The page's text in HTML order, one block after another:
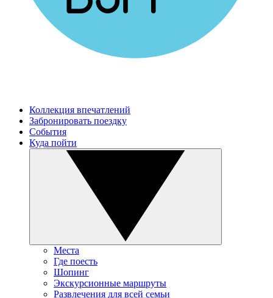
Коллекция впечатлений
Забронировать поездку
События
Куда пойти
Места
Где поесть
Шопинг
Экскурсионные маршруты
Развлечения для всей семьи